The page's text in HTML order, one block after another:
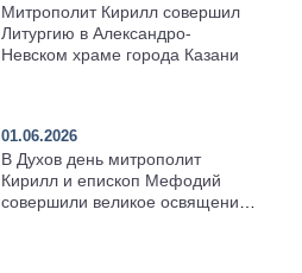
Митрополит Кирилл совершил
Литургию в Александро-
Невском храме города Казани
01.06.2026
В Духов день митрополит
Кирилл и епископ Мефодий
совершили великое освящение